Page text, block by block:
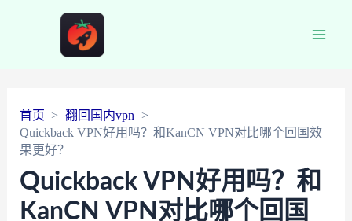
首页
翻回国内vpn
Quickback VPN好用吗？和KanCN VPN对比哪个回国效
果更好？
Quickback VPN好用吗？和
KanCN VPN对比哪个回国